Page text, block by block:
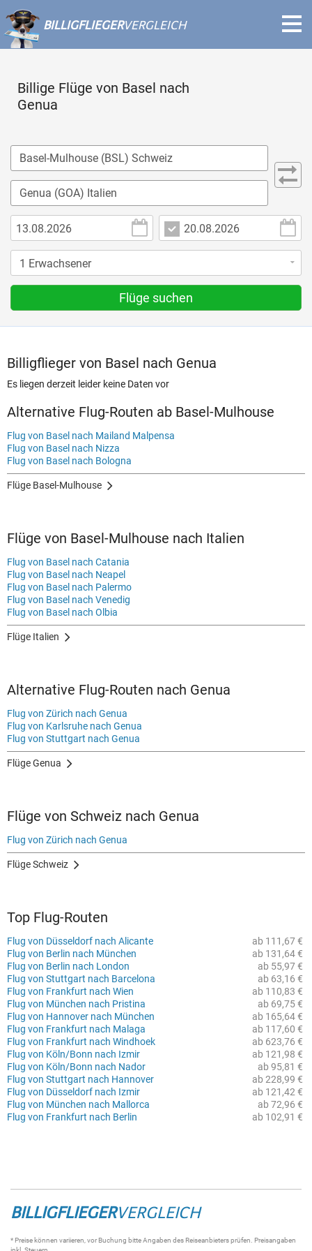
BILLIGFLIEGERVERGLEICH
Billige Flüge von Basel nach
Genua
Flüge suchen
Billigflieger von Basel nach Genua
Es liegen derzeit leider keine Daten vor
Alternative Flug-Routen ab Basel-Mulhouse
Flug von Basel nach Mailand Malpensa
Flug von Basel nach Nizza
Flug von Basel nach Bologna
Flüge Basel-Mulhouse
Flüge von Basel-Mulhouse nach Italien
Flug von Basel nach Catania
Flug von Basel nach Neapel
Flug von Basel nach Palermo
Flug von Basel nach Venedig
Flug von Basel nach Olbia
Flüge Italien
Alternative Flug-Routen nach Genua
Flug von Zürich nach Genua
Flug von Karlsruhe nach Genua
Flug von Stuttgart nach Genua
Flüge Genua
Flüge von Schweiz nach Genua
Flug von Zürich nach Genua
Flüge Schweiz
Top Flug-Routen
ab 111,67 €
Flug von Düsseldorf nach Alicante
ab 131,64 €
Flug von Berlin nach München
ab 55,97 €
Flug von Berlin nach London
ab 63,16 €
Flug von Stuttgart nach Barcelona
ab 110,83 €
Flug von Frankfurt nach Wien
ab 69,75 €
Flug von München nach Pristina
ab 165,64 €
Flug von Hannover nach München
ab 117,60 €
Flug von Frankfurt nach Malaga
ab 623,76 €
Flug von Frankfurt nach Windhoek
ab 121,98 €
Flug von Köln/Bonn nach Izmir
ab 95,81 €
Flug von Köln/Bonn nach Nador
ab 228,99 €
Flug von Stuttgart nach Hannover
ab 121,42 €
Flug von Düsseldorf nach Izmir
ab 72,96 €
Flug von München nach Mallorca
ab 102,91 €
Flug von Frankfurt nach Berlin
BILLIGFLIEGERVERGLEICH
* Preise können variieren, vor Buchung bitte Angaben des Reiseanbieters prüfen. Preisangaben